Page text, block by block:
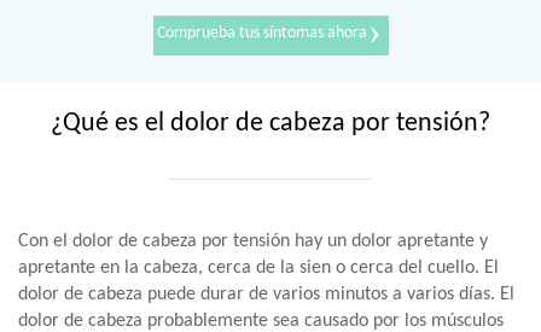
Comprueba tus síntomas ahora›
¿Qué es el dolor de cabeza por tensión?
Con el dolor de cabeza por tensión hay un dolor apretante y
apretante en la cabeza, cerca de la sien o cerca del cuello. El
dolor de cabeza puede durar de varios minutos a varios días. El
dolor de cabeza probablemente sea causado por los músculos